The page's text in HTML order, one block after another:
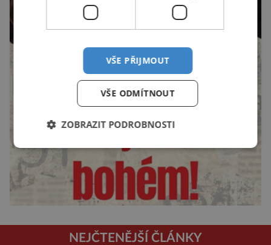
NEJČTENĚJŠÍ ČLÁNKY
VŠE PŘIJMOUT
VŠE ODMÍTNOUT
ZOBRAZIT PODROBNOSTI